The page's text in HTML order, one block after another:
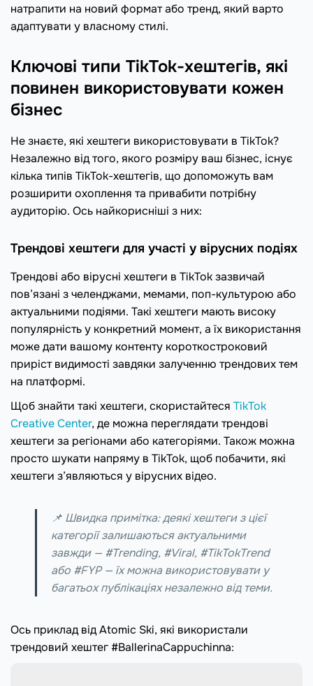
натрапити на новий формат або тренд, який варто
адаптувати у власному стилі.
Ключові типи TikTok-хештегів, які
повинен використовувати кожен
бізнес
Не знаєте, які хештеги використовувати в TikTok?
Незалежно від того, якого розміру ваш бізнес, існує
кілька типів TikTok-хештегів, що допоможуть вам
розширити охоплення та привабити потрібну
аудиторію. Ось найкорисніші з них:
Трендові хештеги для участі у вірусних подіях
Трендові або вірусні хештеги в TikTok зазвичай
пов’язані з челенджами, мемами, поп-культурою або
актуальними подіями. Такі хештеги мають високу
популярність у конкретний момент, а їх використання
може дати вашому контенту короткостроковий
приріст видимості завдяки залученню трендових тем
на платформі.
Щоб знайти такі хештеги, скористайтеся TikTok
Creative Center, де можна переглядати трендові
хештеги за регіонами або категоріями. Також можна
просто шукати напряму в TikTok, щоб побачити, які
хештеги з’являються у вірусних відео.
📌 Швидка примітка: деякі хештеги з цієї
категорії залишаються актуальними
завжди — #Trending, #Viral, #TikTokTrend
або #FYP — їх можна використовувати у
багатьох публікаціях незалежно від теми.
Ось приклад від Atomic Ski, які використали
трендовий хештег #BallerinaCappuchinna: